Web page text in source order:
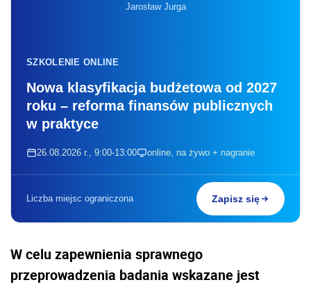
Jarosław Jurga
SZKOLENIE ONLINE
Nowa klasyfikacja budżetowa od 2027
roku – reforma finansów publicznych
w praktyce
26.08.2026 r., 9:00-13:00 online, na żywo + nagranie
Liczba miejsc ograniczona Zapisz się
W celu zapewnienia sprawnego
przeprowadzenia badania wskazane jest